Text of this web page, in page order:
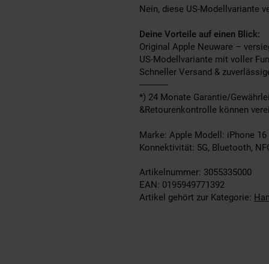
Nein, diese US-Modellvariante
Deine Vorteile auf einen Blick:
Original Apple Neuware –
US-Modellvariante mit voller
Schneller Versand &
------------
*) 24 Monate Garantie/
&Retourenkontrolle können
Marke: Apple Modell: iPhone
Konnektivität: 5G, Bluetooth,
Artikelnummer: 3055335000
EAN: 0195949771392
Artikel gehört zur Kategorie: